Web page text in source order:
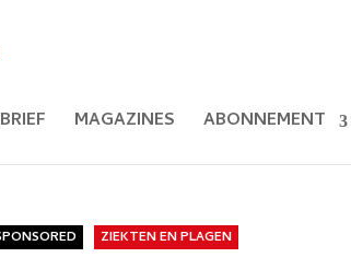
MAGAZINES ABONNEMENT
ZIEKTEN EN PLAGEN